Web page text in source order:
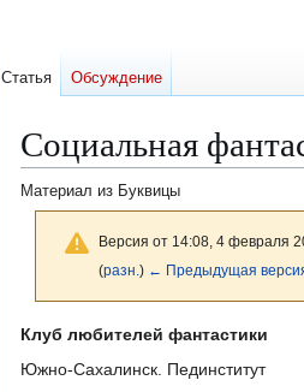
Социальная
Материал из Буквицы
Версия от 14:08, 4 февраля
(разн. ) ← Предыдущая
Перейти
к
Перейти
к
Клуб любителей фантастики
Южно-Сахалинск. Пединститут
Статья Обсуждение